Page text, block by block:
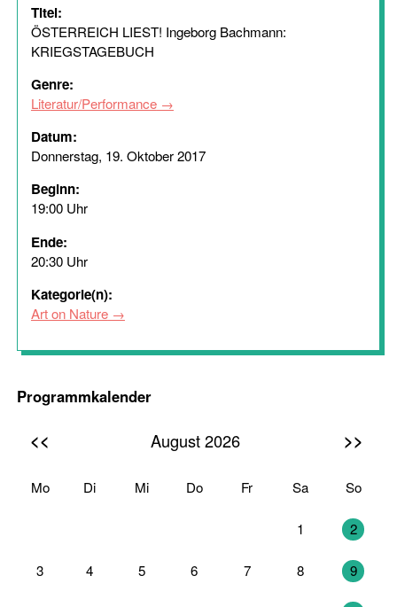
Titel:
ÖSTERREICH LIEST! Ingeborg Bachmann:
KRIEGSTAGEBUCH
Genre:
Literatur/Performance
Datum:
Donnerstag, 19. Oktober 2017
Beginn:
19:00 Uhr
Ende:
20:30 Uhr
Kategorie(n):
Art on Nature
Programmkalender
<< August 2026 >>
Mo Di Mi Do Fr Sa So
1 2
3 4 5 6 7 8 9